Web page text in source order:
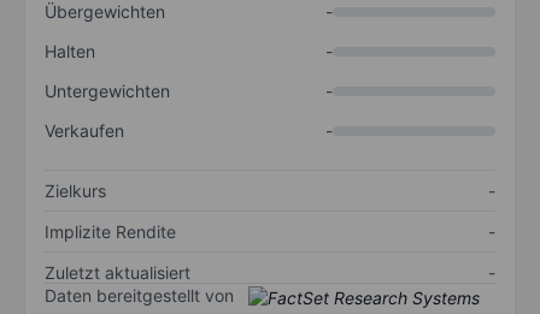
Übergewichten
-
Halten
-
Untergewichten
-
Verkaufen
-
Zielkurs
-
Implizite Rendite
-
Zuletzt aktualisiert
-
Daten bereitgestellt von